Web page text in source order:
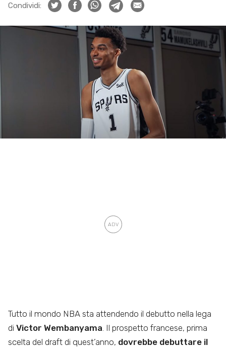
Condividi:
Tutto il mondo NBA sta attendendo il debutto nella lega
di Victor Wembanyama . Il prospetto francese, prima
scelta del draft di quest’anno, dovrebbe debuttare il